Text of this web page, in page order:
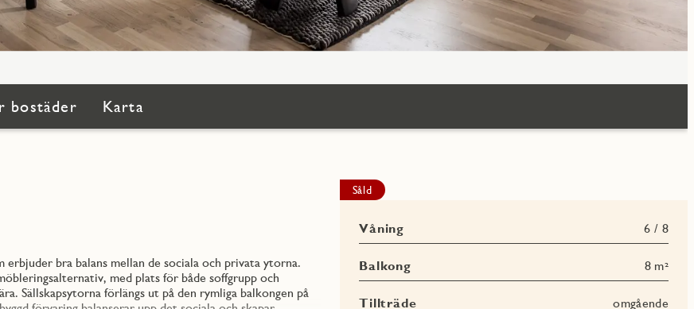
bostäder Karta
bra balans mellan de sociala och privata ytorna.
med plats för både soffgrupp och
Sällskapsytorna förlängs ut på den rymliga balkongen på
Såld
Våning 6 / 8
Balkong 8 m²
Tillträde omgående